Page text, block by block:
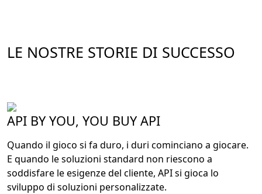
LE NOSTRE STORIE DI SUCCESSO
API BY YOU, YOU BUY API
Quando il gioco si fa duro, i duri cominciano a giocare.
E quando le soluzioni standard non riescono a
soddisfare le esigenze del cliente, API si gioca lo
sviluppo di soluzioni personalizzate.